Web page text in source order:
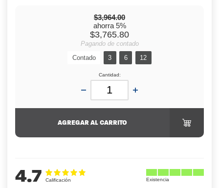
4.7
$3,964.00
ahorra 5%
$3,765.80
Pagando de contado
Contado
3 6 12
Cantidad:
AGREGAR AL CARRITO